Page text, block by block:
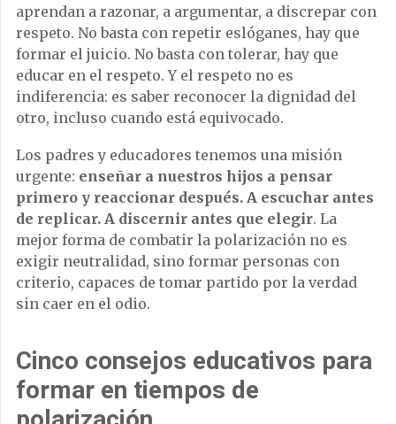
aprendan a razonar, a argumentar, a discrepar con
respeto. No basta con repetir eslóganes, hay que
formar el juicio. No basta con tolerar, hay que
educar en el respeto. Y el respeto no es
indiferencia: es saber reconocer la dignidad del
otro, incluso cuando está equivocado.
Los padres y educadores tenemos una misión
urgente: enseñar a nuestros hijos a pensar
primero y reaccionar después. A escuchar antes
de replicar. A discernir antes que elegir. La
mejor forma de combatir la polarización no es
exigir neutralidad, sino formar personas con
criterio, capaces de tomar partido por la verdad
sin caer en el odio.
Cinco consejos educativos para
formar en tiempos de